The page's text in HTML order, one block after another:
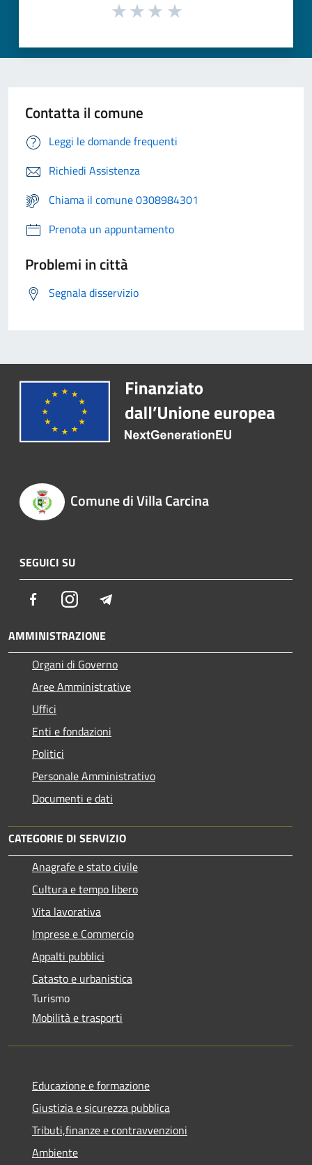
Contatta il comune
Leggi le domande frequenti
Richiedi Assistenza
Chiama il comune 0308984301
Prenota un appuntamento
Problemi in città
Segnala disservizio
Comune di Villa Carcina
SEGUICI SU
FacebookInstagram
AMMINISTRAZIONE
Organi di Governo
Aree Amministrative
Uffici
Enti e fondazioni
Politici
Personale Amministrativo
Documenti e dati
CATEGORIE DI SERVIZIO
Anagrafe e stato civile
Cultura e tempo libero
Vita lavorativa
Imprese e Commercio
Appalti pubblici
Catasto e urbanistica
Turismo
Mobilità e trasporti
Educazione e formazione
Giustizia e sicurezza pubblica
Tributi,finanze e contravvenzioni
Ambiente